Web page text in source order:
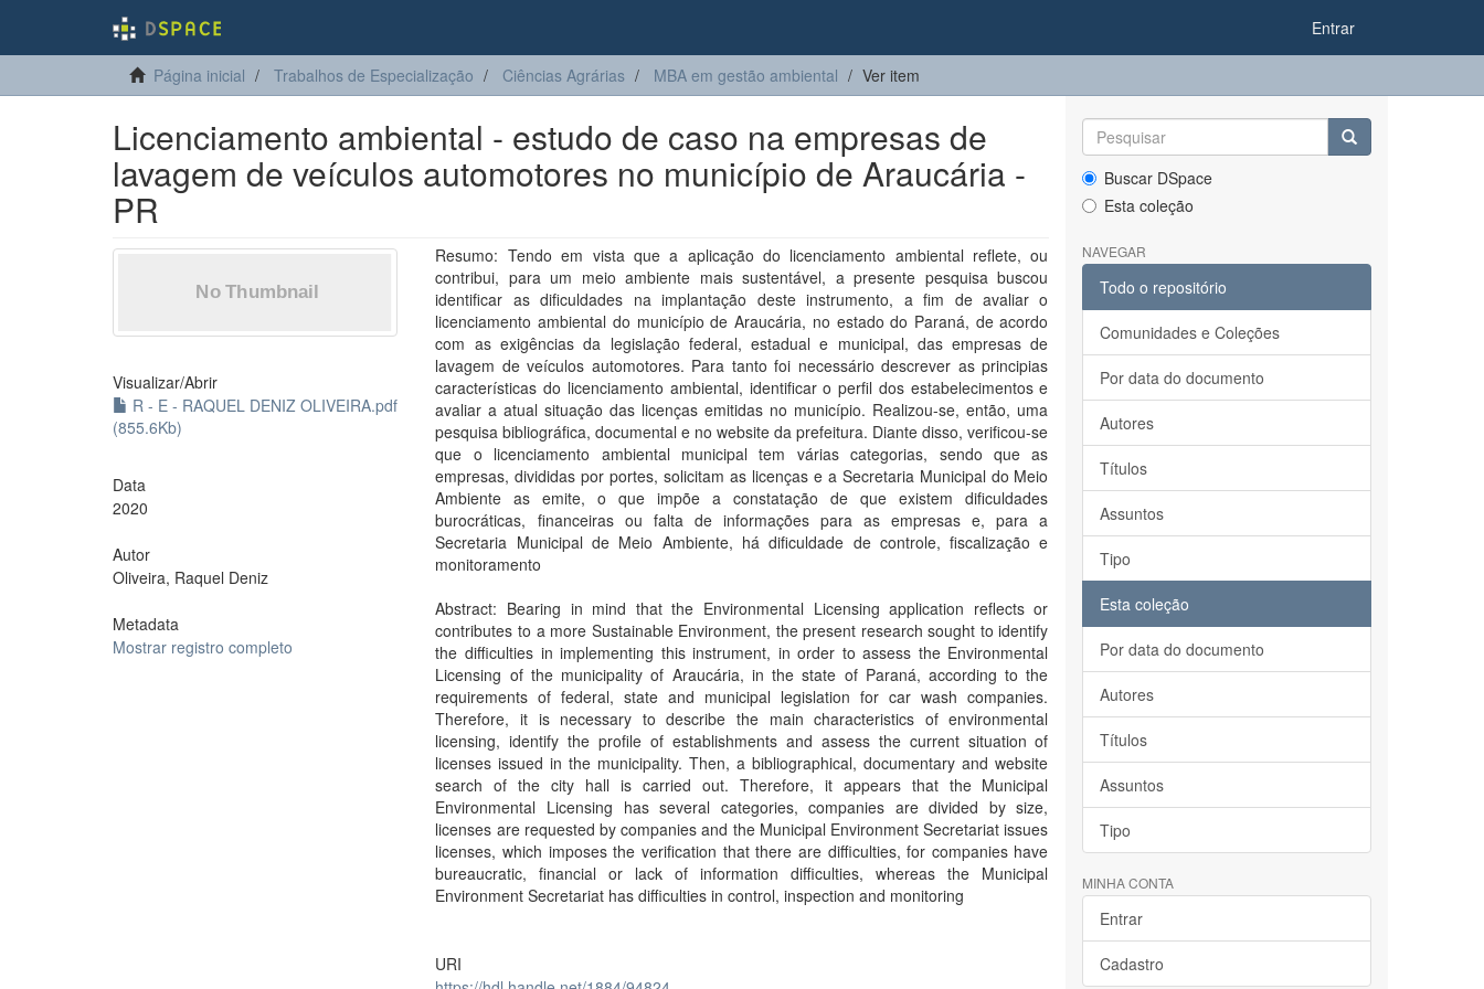
Entrar
Página inicial Trabalhos de Especialização Ciências Agrárias MBA em gestão ambiental Ver item
Licenciamento ambiental - estudo de caso na empresas de
lavagem de veículos automotores no município de Araucária -
PR
Visualizar/Abrir
R - E - RAQUEL DENIZ OLIVEIRA.pdf
(855.6Kb)
Data
2020
Autor
Oliveira, Raquel Deniz
Metadata
Mostrar registro completo
Resumo: Tendo em vista que a aplicação do licenciamento ambiental reflete, ou
contribui, para um meio ambiente mais sustentável, a presente pesquisa buscou
identificar as dificuldades na implantação deste instrumento, a fim de avaliar o
licenciamento ambiental do município de Araucária, no estado do Paraná, de acordo
com as exigências da legislação federal, estadual e municipal, das empresas de
lavagem de veículos automotores. Para tanto foi necessário descrever as principias
características do licenciamento ambiental, identificar o perfil dos estabelecimentos e
avaliar a atual situação das licenças emitidas no município. Realizou-se, então, uma
pesquisa bibliográfica, documental e no website da prefeitura. Diante disso, verificou-se
que o licenciamento ambiental municipal tem várias categorias, sendo que as
empresas, divididas por portes, solicitam as licenças e a Secretaria Municipal do Meio
Ambiente as emite, o que impõe a constatação de que existem dificuldades
burocráticas, financeiras ou falta de informações para as empresas e, para a
Secretaria Municipal de Meio Ambiente, há dificuldade de controle, fiscalização e
monitoramento
Abstract: Bearing in mind that the Environmental Licensing application reflects or
contributes to a more Sustainable Environment, the present research sought to identify
the difficulties in implementing this instrument, in order to assess the Environmental
Licensing of the municipality of Araucária, in the state of Paraná, according to the
requirements of federal, state and municipal legislation for car wash companies.
Therefore, it is necessary to describe the main characteristics of environmental
licensing, identify the profile of establishments and assess the current situation of
licenses issued in the municipality. Then, a bibliographical, documentary and website
search of the city hall is carried out. Therefore, it appears that the Municipal
Environmental Licensing has several categories, companies are divided by size,
licenses are requested by companies and the Municipal Environment Secretariat issues
licenses, which imposes the verification that there are difficulties, for companies have
bureaucratic, financial or lack of information difficulties, whereas the Municipal
Environment Secretariat has difficulties in control, inspection and monitoring
URI
Buscar DSpace
Esta coleção
NAVEGAR
Todo o repositório
Comunidades e Coleções
Por data do documento
Autores
Títulos
Assuntos
Tipo
Esta coleção
Por data do documento
Autores
Títulos
Assuntos
Tipo
MINHA CONTA
Entrar
Cadastro